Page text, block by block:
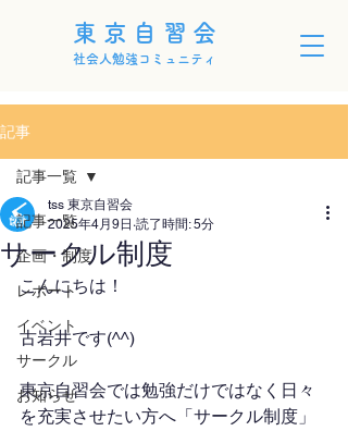
東京自習会
社会人勉強コミュニティ
記事
記事一覧
企画・制度
レポート
イベント
サークル
お知らせ
記事一覧
サークル制度
tss 東京自習会
2025年4月9日 読了時間: 5分
こんにちは！
古岩井です(^^)
東京自習会では勉強だけではなく日々
を充実させたい方へ「サークル制度」